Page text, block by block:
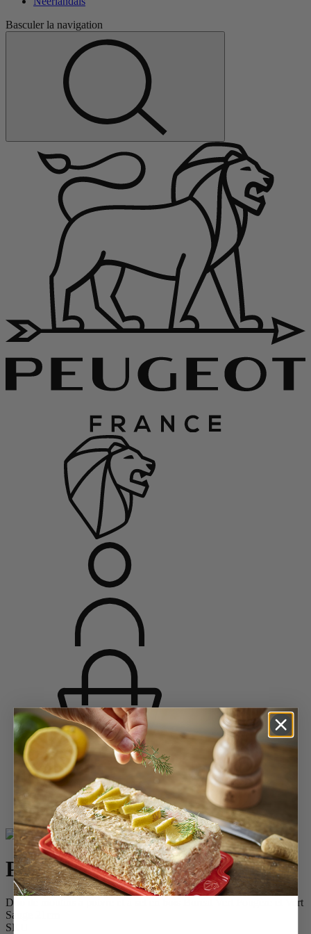
Basculer la navigation
Accueil
Saveurs d'épices
Duos et Combi 2 en 1
Pack Boreal
Pack Boreal
Duo de moulins à poivre et à sel en bois Boréal Vert Fougère et Vert
Sauge 21cm
SKU